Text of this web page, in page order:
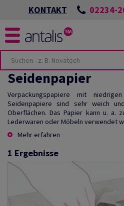
KONTAKT 02234-
Seidenpapier
Verpackungspapiere mit
Seidenpapiere sind sehr weich
Oberflächen. Das Papier kann u. a.
Lederwaren oder Möbeln verwendet
Mehr erfahren
1 Ergebnisse